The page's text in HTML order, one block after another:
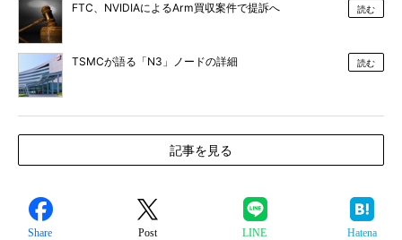
FTC、NVIDIAによるArm買収案件で提訴へ 読む
TSMCが語る「N3」ノードの詳細 読む
記事を見る
Share Post LINE Hatena